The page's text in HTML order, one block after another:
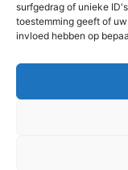
surfgedrag of unieke
toestemming geeft of
invloed hebben op
Cookiebeleid
Goede Links